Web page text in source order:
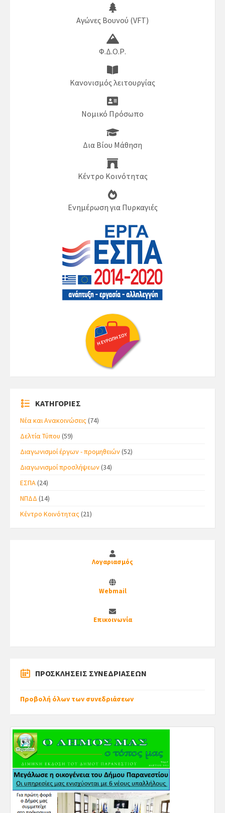
Αγώνες Βουνού (VFT)
Φ.Δ.Ο.Ρ.
Κανονισμός λειτουργίας
Νομικό Πρόσωπο
Δια Βίου Μάθηση
Κέντρο Κοινότητας
Ενημέρωση για Πυρκαγιές
ΚΑΤΗΓΟΡΙΕΣ
Νέα και Ανακοινώσεις(74)
Δελτία Τύπου (59)
Διαγωνισμοί έργων - προμηθειών(52)
Διαγωνισμοί προσλήψεων(34)
ΕΣΠΑ(24)
ΝΠΔΔ (14)
Κέντρο Κοινότητας(21)
Λογαριασμός
Webmail
Επικοινωνία
ΠΡΟΣΚΛΗΣΕΙΣ ΣΥΝΕΔΡΙΑΣΕΩΝ
Προβολή όλων των συνεδριάσεων